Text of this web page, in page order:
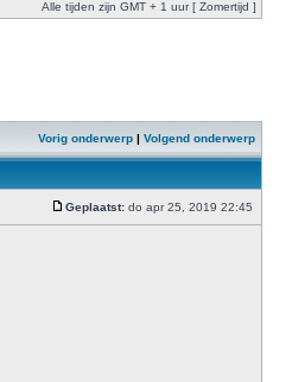
Alle tijden zijn GMT + 1 uur [ Zomertijd ]
Vorig onderwerp | Volgend onderwerp
Geplaatst: do apr 25, 2019 22:45